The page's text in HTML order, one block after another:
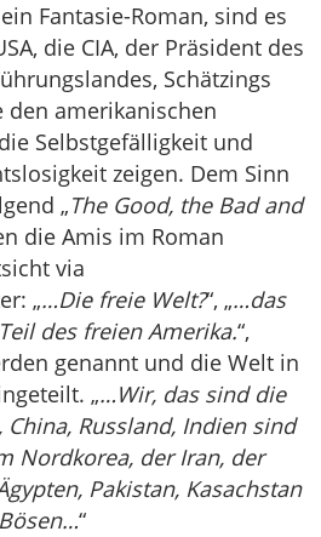
Fantasie-Roman, sind es
die CIA, der Präsident des
Schätzings
den amerikanischen
Selbstgefälligkeit und
zeigen. Dem Sinn
„The Good, the Bad and
die Amis im Roman
via
„…Die freie Welt?“, „…das
des freien Amerika.“,
genannt und die Welt in
„…Wir, das sind die
Russland, Indien sind
Nordkorea, der Iran, der
Pakistan, Kasachstan
“